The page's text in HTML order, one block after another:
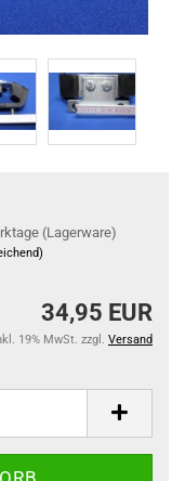
(Lagerware)
34,95 EUR
19% MwSt. zzgl. Versand